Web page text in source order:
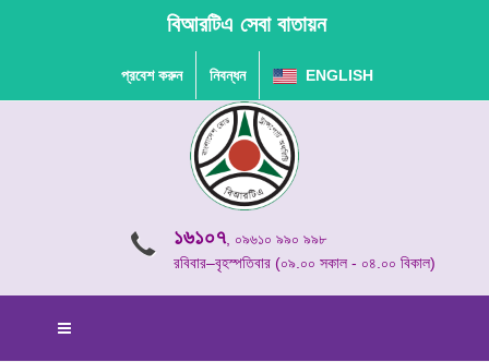
বিআরটিএ সেবা বাতায়ন
প্রবেশ করুন নিবন্ধন ENGLISH
১৬১০৭, ০৯৬১০ ৯৯০ ৯৯৮
রবিবার–বৃহস্পতিবার (০৯.০০ সকাল - ০৪.০০ বিকাল)